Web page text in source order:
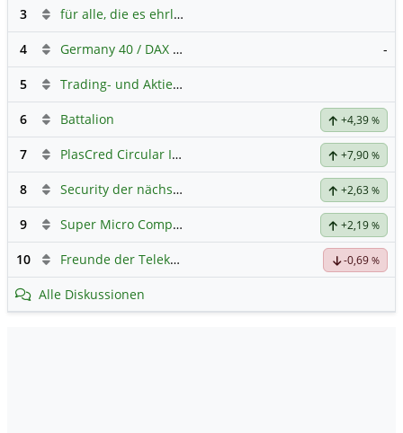
3 für alle, die es ehrlich meinen beim Traden.
4 Germany 40 / DAX Prognose -
5 Trading- und Aktien-Chat
6 Battalion +4,39 %
7 PlasCred Circular Innovations +7,90 %
8 Security der nächsten Generation +2,63 %
9 Super Micro Computer +2,19 %
10 Freunde der Telekom -0,69 %
Alle Diskussionen